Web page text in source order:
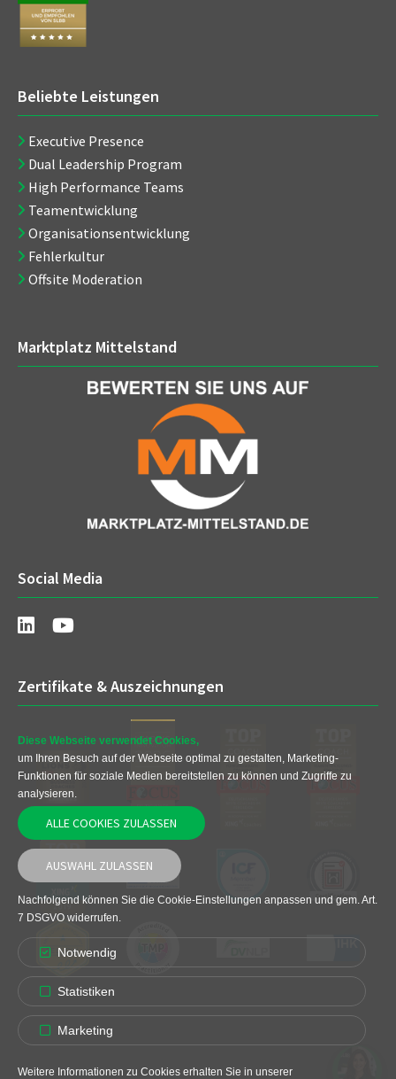
Beliebte Leistungen
Executive Presence
Dual Leadership Program
High Performance Teams
Teamentwicklung
Organisationsentwicklung
Fehlerkultur
Offsite Moderation
Marktplatz Mittelstand
Social Media
Zertifikate & Auszeichnungen
Diese Webseite verwendet Cookies,
um Ihren Besuch auf der Webseite optimal zu gestalten, Marketing-
Funktionen für soziale Medien bereitstellen zu können und Zugriffe zu
analysieren.
ALLE COOKIES ZULASSEN
AUSWAHL ZULASSEN
Nachfolgend können Sie die Cookie-Einstellungen anpassen und gem. Art.
7 DSGVO widerrufen.
Notwendig
Statistiken
Marketing
Weitere Informationen zu Cookies erhalten Sie in unserer